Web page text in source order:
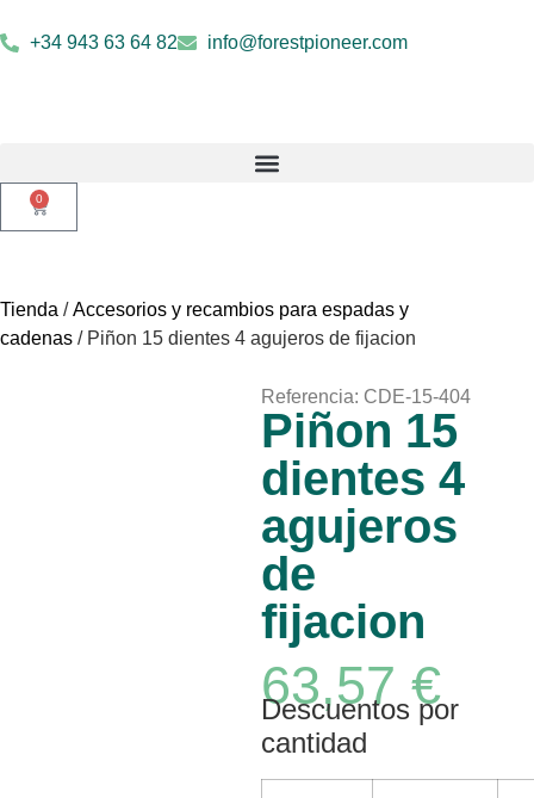
+34 943 63 64 82 info@forestpioneer.com
0
Tienda /Accesorios y recambios para espadas y
cadenas / Piñon 15 dientes 4 agujeros de fijacion
Referencia: CDE-15-404
Piñon 15
dientes 4
agujeros
de
fijacion
63,57 €
Descuentos por
cantidad